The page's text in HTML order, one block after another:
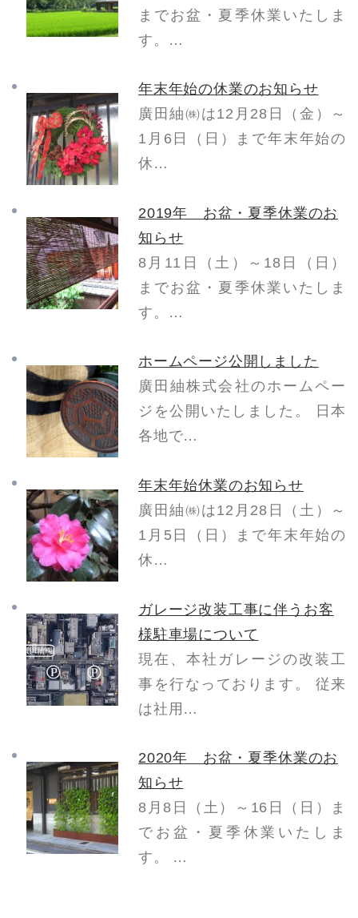
までお盆・夏季休業いたしま
す。…
年末年始の休業のお知らせ
廣田紬㈱は12月28日（金）～
1月6日（日）まで年末年始の
休…
2019年 お盆・夏季休業のお
知らせ
8月11日（土）～18日（日）
までお盆・夏季休業いたしま
す。…
ホームページ公開しました
廣田紬株式会社のホームペー
ジを公開いたしました。 日本
各地で…
年末年始休業のお知らせ
廣田紬㈱は12月28日（土）～
1月5日（日）まで年末年始の
休…
ガレージ改装工事に伴うお客
様駐車場について
現在、本社ガレージの改装工
事を行なっております。 従来
は社用…
2020年 お盆・夏季休業のお
知らせ
8月8日（土）～16日（日）ま
でお盆・夏季休業いたしま
す。 …